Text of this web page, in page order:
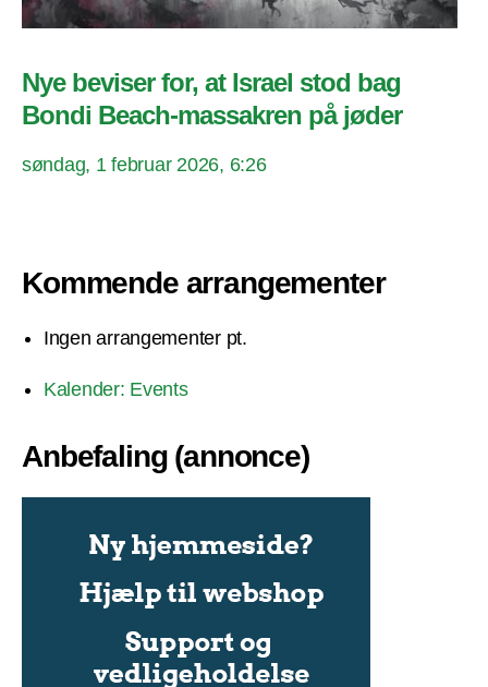
Nye beviser for, at Israel stod bag
Bondi Beach-massakren på jøder
søndag, 1 februar 2026, 6:26
Kommende arrangementer
Ingen arrangementer pt.
Kalender: Events
Anbefaling (annonce)